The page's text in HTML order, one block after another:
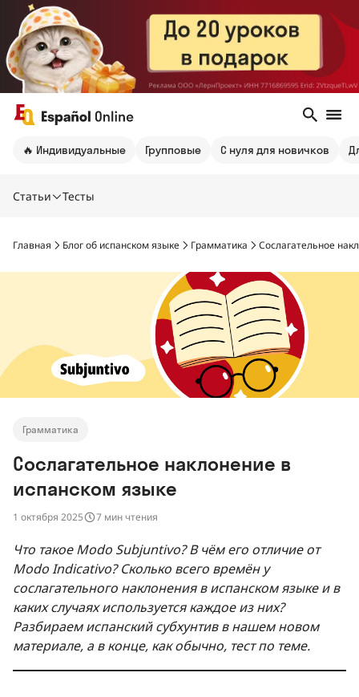
🔥 Индивидуальные Групповые С нуля для новичков
Статьи Тесты
Главная Блог об испанском языке Грамматика Сослагательное
Грамматика
Сослагательное наклонение в
испанском языке
1 октября 2025 7 мин чтения
Что такое Modo Subjuntivo? В чём его отличие от
Modo Indicativo? Сколько всего времён у
сослагательного наклонения в испанском языке и в
каких случаях используется каждое из них?
Разбираем испанский субхунтив в нашем новом
материале, а в конце, как обычно, тест по теме.